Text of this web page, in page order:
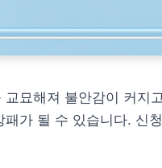
교묘해져 불안감이 커지
패가 될 수 있습니다. 신